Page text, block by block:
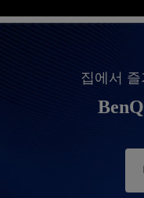
집에서